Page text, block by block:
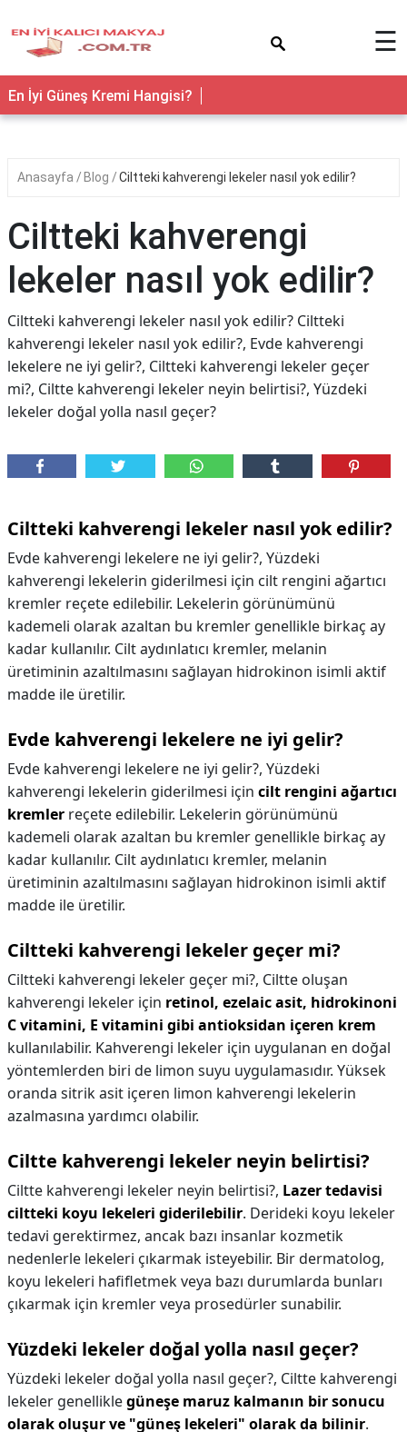
☰
En İyi Güneş Kremi Hangisi?
Anasayfa Blog Ciltteki kahverengi lekeler nasıl yok edilir?
Ciltteki kahverengi
lekeler nasıl yok edilir?
Ciltteki kahverengi lekeler nasıl yok edilir? Ciltteki
kahverengi lekeler nasıl yok edilir?, Evde kahverengi
lekelere ne iyi gelir?, Ciltteki kahverengi lekeler geçer
mi?, Ciltte kahverengi lekeler neyin belirtisi?, Yüzdeki
lekeler doğal yolla nasıl geçer?
Ciltteki kahverengi lekeler nasıl yok edilir?
Evde kahverengi lekelere ne iyi gelir?, Yüzdeki
kahverengi lekelerin giderilmesi için cilt rengini ağartıcı
kremler reçete edilebilir. Lekelerin görünümünü
kademeli olarak azaltan bu kremler genellikle birkaç ay
kadar kullanılır. Cilt aydınlatıcı kremler, melanin
üretiminin azaltılmasını sağlayan hidrokinon isimli aktif
madde ile üretilir.
Evde kahverengi lekelere ne iyi gelir?
Evde kahverengi lekelere ne iyi gelir?, Yüzdeki
kahverengi lekelerin giderilmesi için cilt rengini ağartıcı
kremler reçete edilebilir. Lekelerin görünümünü
kademeli olarak azaltan bu kremler genellikle birkaç ay
kadar kullanılır. Cilt aydınlatıcı kremler, melanin
üretiminin azaltılmasını sağlayan hidrokinon isimli aktif
madde ile üretilir.
Ciltteki kahverengi lekeler geçer mi?
Ciltteki kahverengi lekeler geçer mi?, Ciltte oluşan
kahverengi lekeler için retinol, ezelaic asit, hidrokinoni
C vitamini, E vitamini gibi antioksidan içeren krem
kullanılabilir. Kahverengi lekeler için uygulanan en doğal
yöntemlerden biri de limon suyu uygulamasıdır. Yüksek
oranda sitrik asit içeren limon kahverengi lekelerin
azalmasına yardımcı olabilir.
Ciltte kahverengi lekeler neyin belirtisi?
Ciltte kahverengi lekeler neyin belirtisi?, Lazer tedavisi
ciltteki koyu lekeleri giderilebilir. Derideki koyu lekeler
tedavi gerektirmez, ancak bazı insanlar kozmetik
nedenlerle lekeleri çıkarmak isteyebilir. Bir dermatolog,
koyu lekeleri hafifletmek veya bazı durumlarda bunları
çıkarmak için kremler veya prosedürler sunabilir.
Yüzdeki lekeler doğal yolla nasıl geçer?
Yüzdeki lekeler doğal yolla nasıl geçer?, Ciltte kahverengi
lekeler genelliklegüneşe maruz kalmanın bir sonucu
olarak oluşur ve "güneş lekeleri" olarak da bilinir.